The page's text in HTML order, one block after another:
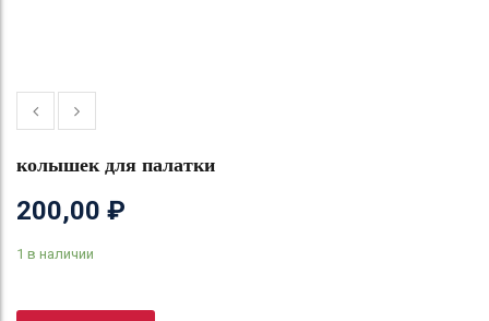
колышек для палатки
200,00 ₽
1 в наличии